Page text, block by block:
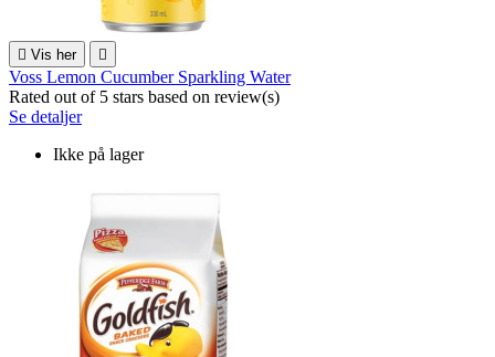
 Vis her 
Voss Lemon Cucumber Sparkling Water
Rated out of 5 stars based on review(s)
Se detaljer
Ikke på lager